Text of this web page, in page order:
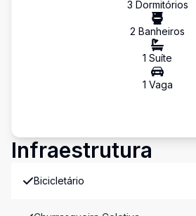
3 Dormitórios
2 Banheiros
1 Suíte
1 Vaga
Infraestrutura
Bicicletário